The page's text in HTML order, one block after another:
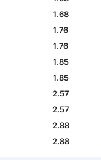
1.68
1.76
1.76
1.85
1.85
2.57
2.57
2.88
2.88